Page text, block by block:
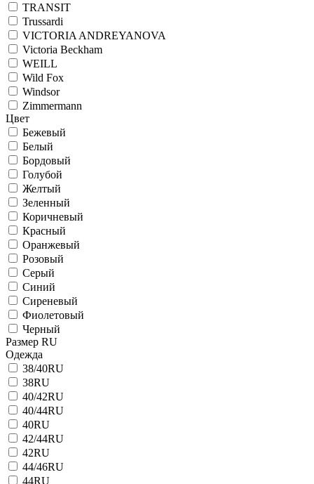
TRANSIT
Trussardi
VICTORIA ANDREYANOVA
Victoria Beckham
WEILL
Wild Fox
Windsor
Zimmermann
Цвет
Бежевый
Белый
Бордовый
Голубой
Желтый
Зеленный
Коричневый
Красный
Оранжевый
Розовый
Серый
Синий
Сиреневый
Фиолетовый
Черный
Размер RU
Одежда
38/40RU
38RU
40/42RU
40/44RU
40RU
42/44RU
42RU
44/46RU
44RU